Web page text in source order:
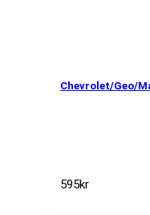
Chevrolet/Geo/
595kr